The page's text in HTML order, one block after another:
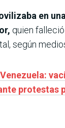
en
quien
según
protestas